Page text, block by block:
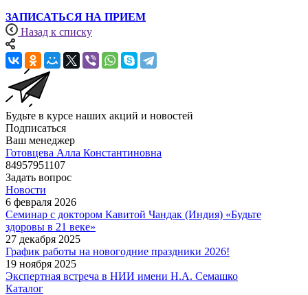
ЗАПИСАТЬСЯ НА ПРИЕМ
Назад к списку
Будьте в курсе наших акций и новостей
Подписаться
Ваш менеджер
Готовцева Алла Константиновна
84957951107
Задать вопрос
Новости
6 февраля 2026
Семинар с доктором Кавитой Чандак (Индия) «Будьте
здоровы в 21 веке»
27 декабря 2025
График работы на новогодние праздники 2026!
19 ноября 2025
Экспертная встреча в НИИ имени Н.А. Семашко
Каталог